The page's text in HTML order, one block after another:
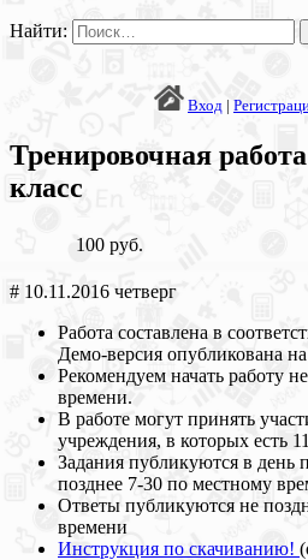
Найти:
Вход |
Тренировочная
класс
100 руб.
# 10.11.2016 четверг
Работа составлена в
Демо-версия опубликована на
Рекомендуем начать работу
времени.
В работе могут принять
учреждения, в которых есть
Задания публикуются в день
позднее 7-30 по местному
Ответы публикуются не
времени
Инструкция по скачиванию!